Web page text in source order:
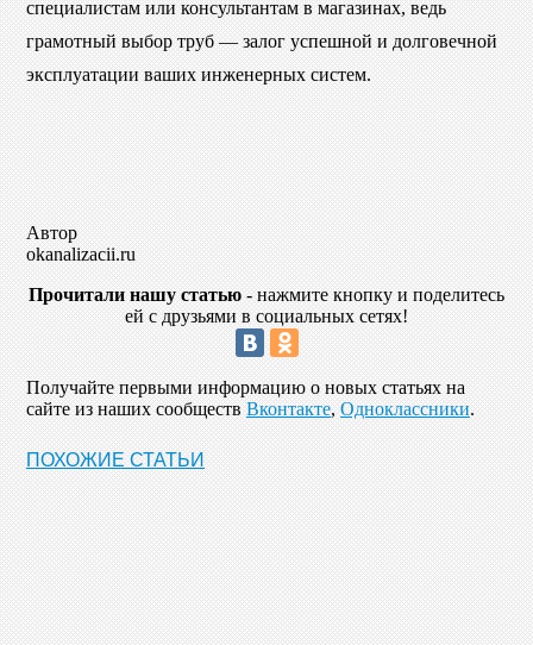
специалистам или консультантам в магазинах, ведь
грамотный выбор труб — залог успешной и долговечной
эксплуатации ваших инженерных систем.
Автор
okanalizacii.ru
Прочитали нашу статью - нажмите кнопку и поделитесь
ей с друзьями в социальных сетях!
Получайте первыми информацию о новых статьях на
сайте из наших сообществ Вконтакте, Одноклассники.
ПОХОЖИЕ СТАТЬИ